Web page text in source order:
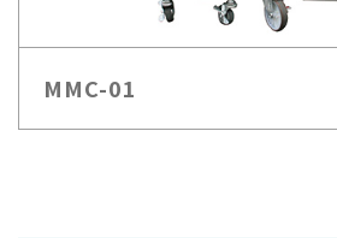
MMC-01